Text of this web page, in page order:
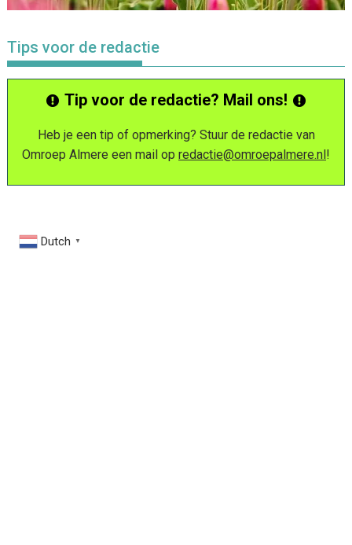
Tips voor de redactie
Tip voor de redactie? Mail ons!
Heb je een tip of opmerking? Stuur de redactie van
Omroep Almere een mail op redactie@omroepalmere.nl!
Dutch ▼